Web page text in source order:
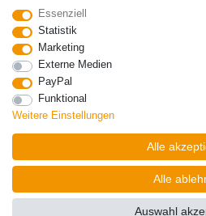
Essenziell
Statistik
Marketing
Externe Medien
PayPal
Funktional
Weitere Einstellungen
Alle
Alle
Auswahl